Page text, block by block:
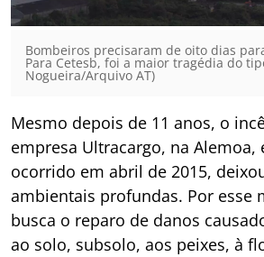
Bombeiros precisaram de oito dias
Para Cetesb, foi a maior tragédia do
Nogueira/Arquivo AT)
Mesmo depois de 11 anos, o
empresa Ultracargo, na Alemoa,
ocorrido em abril de 2015,
ambientais profundas. Por esse
busca o reparo de danos
ao solo, subsolo, aos peixes, à